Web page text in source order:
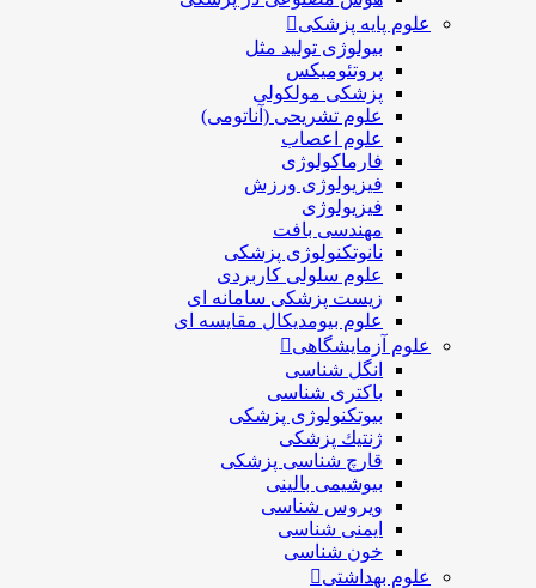
علوم پایه پزشکی
بیولوژی تولید مثل
پروتئومیکس
پزشکی مولکولی
علوم تشریحی (آناتومی)
علوم اعصاب
فارماکولوژی
فیزیولوژی ورزش
فیزیولوژی
مهندسی بافت
نانوتکنولوژی پزشکی
علوم سلولی کاربردی
زیست پزشکی سامانه ای
علوم بیومدیکال مقایسه ای
علوم آزمایشگاهی
انگل شناسی
باکتری شناسی
بیوتکنولوژی پزشکی
ژنتيك پزشکی
قارچ شناسی پزشكی
بیوشیمی بالینی
ویروس شناسی
ایمنی شناسی
خون شناسی
علوم بهداشتی